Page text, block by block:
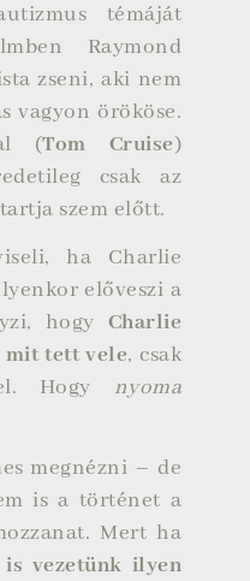
témáját
Raymond
zseni, aki nem
vagyon örököse.
(Tom Cruise)
csak az
szem előtt.
ha Charlie
előveszi a
hogy Charlie
tett vele, csak
Hogy nyoma
megnézni – de
is a történet a
Mert ha
vezetünk ilyen